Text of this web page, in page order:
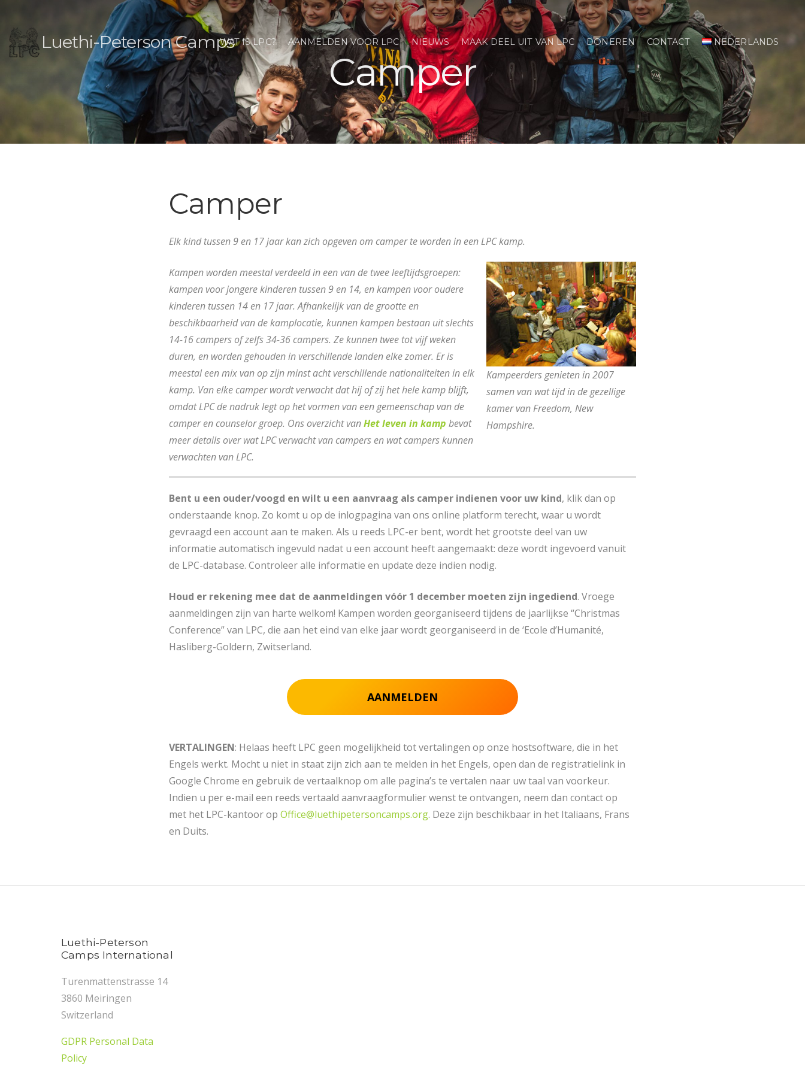
Luethi-Peterson CampsWAT IS LPC? AANMELDEN VOOR LPC NIEUWS MAAK DEEL UIT VAN LPC DONEREN CONTACT NEDERLANDS
Camper
Camper
Elk kind tussen 9 en 17 jaar kan zich opgeven om camper te worden in een LPC kamp.
Kampeerders genieten in 2007
samen van wat tijd in de gezellige
kamer van Freedom, New
Hampshire.
Kampen worden meestal verdeeld in een van de twee leeftijdsgroepen:
kampen voor jongere kinderen tussen 9 en 14, en kampen voor oudere
kinderen tussen 14 en 17 jaar. Afhankelijk van de grootte en
beschikbaarheid van de kamplocatie, kunnen kampen bestaan uit slechts
14-16 campers of zelfs 34-36 campers. Ze kunnen twee tot vijf weken
duren, en worden gehouden in verschillende landen elke zomer. Er is
meestal een mix van op zijn minst acht verschillende nationaliteiten in elk
kamp. Van elke camper wordt verwacht dat hij of zij het hele kamp blijft,
omdat LPC de nadruk legt op het vormen van een gemeenschap van de
camper en counselor groep. Ons overzicht vanHet leven in kamp bevat
meer details over wat LPC verwacht van campers en wat campers kunnen
verwachten van LPC.
Bent u een ouder/voogd en wilt u een aanvraag als camper indienen voor uw kind, klik dan op
onderstaande knop. Zo komt u op de inlogpagina van ons online platform terecht, waar u wordt
gevraagd een account aan te maken. Als u reeds LPC-er bent, wordt het grootste deel van uw
informatie automatisch ingevuld nadat u een account heeft aangemaakt: deze wordt ingevoerd vanuit
de LPC-database. Controleer alle informatie en update deze indien nodig.
Houd er rekening mee dat de aanmeldingen vóór 1 december moeten zijn ingediend. Vroege
aanmeldingen zijn van harte welkom! Kampen worden georganiseerd tijdens de jaarlijkse “Christmas
Conference” van LPC, die aan het eind van elke jaar wordt georganiseerd in de ‘Ecole d’Humanité,
Hasliberg-Goldern, Zwitserland.
AANMELDEN
VERTALINGEN: Helaas heeft LPC geen mogelijkheid tot vertalingen op onze hostsoftware, die in het
Engels werkt. Mocht u niet in staat zijn zich aan te melden in het Engels, open dan de registratielink in
Google Chrome en gebruik de vertaalknop om alle pagina’s te vertalen naar uw taal van voorkeur.
Indien u per e-mail een ​​reeds vertaald aanvraagformulier wenst te ontvangen, neem dan contact op
met het LPC-kantoor op Office@luethipetersoncamps.org. Deze zijn beschikbaar in het Italiaans, Frans
en Duits.
Luethi-Peterson
Camps International
Turenmattenstrasse 14
3860 Meiringen
Switzerland
GDPR Personal Data
Policy